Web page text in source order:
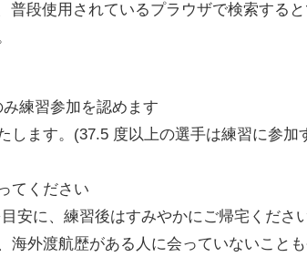
段使用されているプラウザで検索する
練習参加を認めます
します。(37.5 度以上の選手は練習に参加
てください
安に、練習後はすみやかにご帰宅くださ
海外渡航歴がある人に会っていないこと